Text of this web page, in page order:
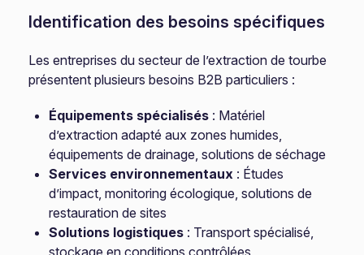
Identification des besoins spécifiques
Les entreprises du secteur de l’extraction de tourbe
présentent plusieurs besoins B2B particuliers :
Équipements spécialisés : Matériel
d’extraction adapté aux zones humides,
équipements de drainage, solutions de séchage
Services environnementaux : Études
d’impact, monitoring écologique, solutions de
restauration de sites
Solutions logistiques : Transport spécialisé,
stockage en conditions contrôlées